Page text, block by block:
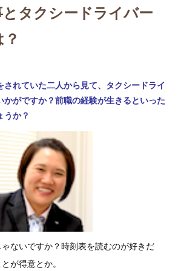
タクシードライバー
されていた二人から見て、タクシードライ
かがですか？前職の経験が生きるといった
うか？
ないですか？時刻表を読むのが好きだ
が得意とか。